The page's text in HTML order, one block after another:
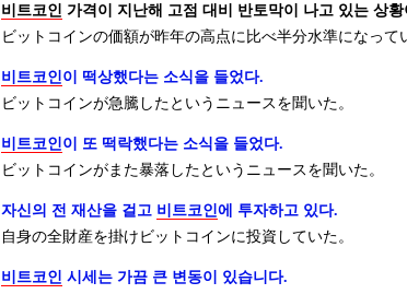
비트코인 가격이 지난해 고점 대비 반토막이 나고 있는 상황
ビットコインの価額が昨年の高点に比べ半分水準になって
비트코인이 떡상했다는 소식을 들었다.
ビットコインが急騰したというニュースを聞いた。
비트코인이 또 떡락했다는 소식을 들었다.
ビットコインがまた暴落したというニュースを聞いた。
자신의 전 재산을 걸고 비트코인에 투자하고 있다.
自身の全財産を掛けビットコインに投資していた。
비트코인 시세는 가끔 큰 변동이 있습니다.